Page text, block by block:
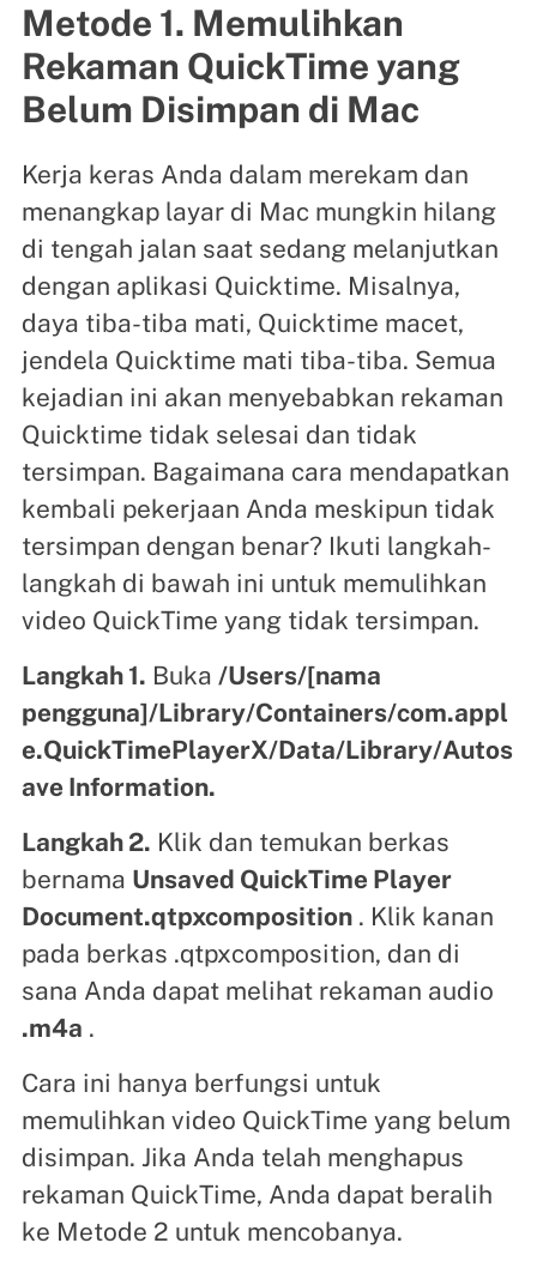
Metode 1. Memulihkan
Rekaman QuickTime yang
Belum Disimpan di Mac
Kerja keras Anda dalam merekam dan
menangkap layar di Mac mungkin hilang
di tengah jalan saat sedang melanjutkan
dengan aplikasi Quicktime. Misalnya,
daya tiba-tiba mati, Quicktime macet,
jendela Quicktime mati tiba-tiba. Semua
kejadian ini akan menyebabkan rekaman
Quicktime tidak selesai dan tidak
tersimpan. Bagaimana cara mendapatkan
kembali pekerjaan Anda meskipun tidak
tersimpan dengan benar? Ikuti langkah-
langkah di bawah ini untuk memulihkan
video QuickTime yang tidak tersimpan.
Langkah 1. Buka /Users/[nama
pengguna]/Library/Containers/com.appl
e.QuickTimePlayerX/Data/Library/Autos
ave Information.
Langkah 2. Klik dan temukan berkas
bernama Unsaved QuickTime Player
Document.qtpxcomposition. Klik kanan
pada berkas .qtpxcomposition, dan di
sana Anda dapat melihat rekaman audio
.m4a .
Cara ini hanya berfungsi untuk
memulihkan video QuickTime yang belum
disimpan. Jika Anda telah menghapus
rekaman QuickTime, Anda dapat beralih
ke Metode 2 untuk mencobanya.